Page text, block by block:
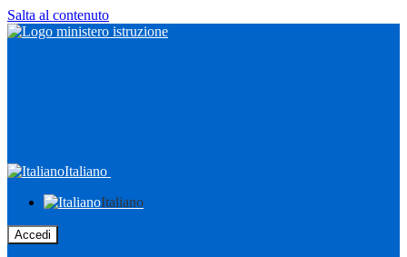
Salta al contenuto
Italiano
Italiano
Accedi